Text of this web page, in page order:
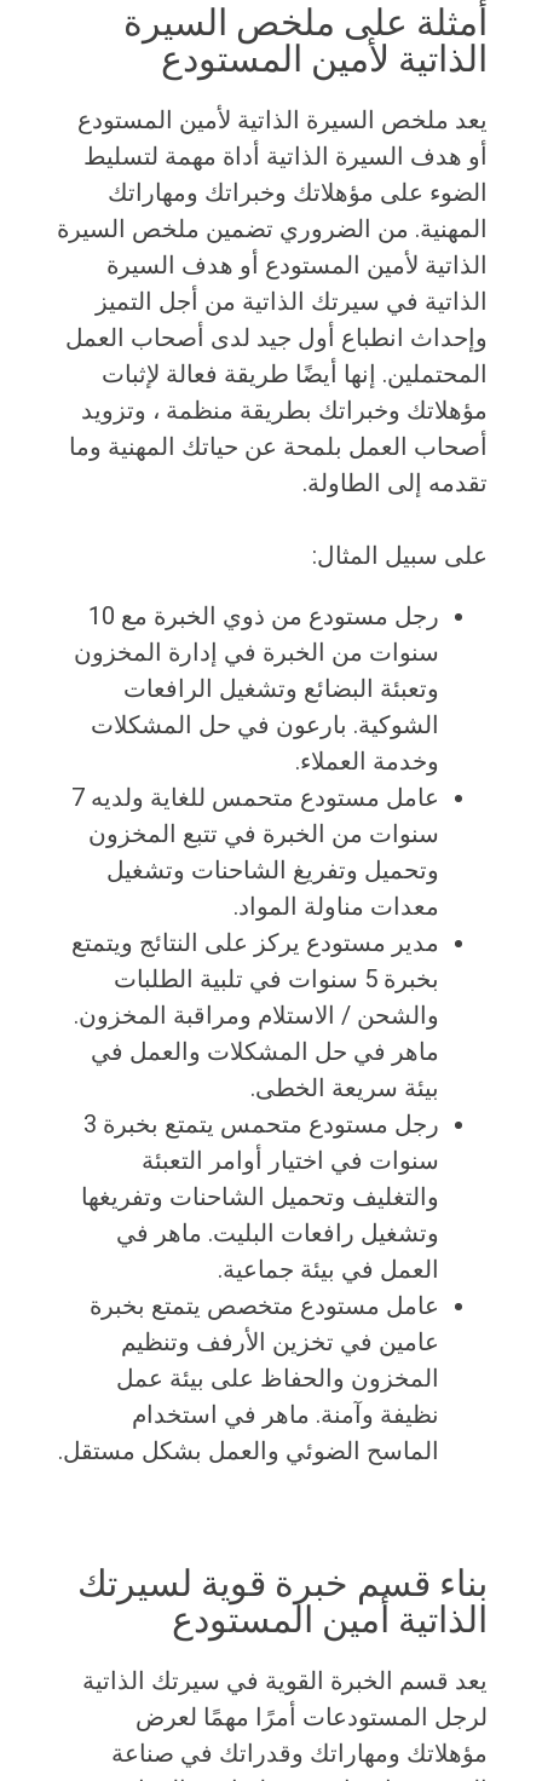
أمثلة على ملخص السيرة
الذاتية لأمين المستودع
يعد ملخص السيرة الذاتية لأمين المستودع
أو هدف السيرة الذاتية أداة مهمة لتسليط
الضوء على مؤهلاتك وخبراتك ومهاراتك
المهنية. من الضروري تضمين ملخص السيرة
الذاتية لأمين المستودع أو هدف السيرة
الذاتية في سيرتك الذاتية من أجل التميز
وإحداث انطباع أول جيد لدى أصحاب العمل
المحتملين. إنها أيضًا طريقة فعالة لإثبات
مؤهلاتك وخبراتك بطريقة منظمة ، وتزويد
أصحاب العمل بلمحة عن حياتك المهنية وما
تقدمه إلى الطاولة.
على سبيل المثال:
رجل مستودع من ذوي الخبرة مع 10
سنوات من الخبرة في إدارة المخزون
وتعبئة البضائع وتشغيل الرافعات
الشوكية. بارعون في حل المشكلات
وخدمة العملاء.
عامل مستودع متحمس للغاية ولديه 7
سنوات من الخبرة في تتبع المخزون
وتحميل وتفريغ الشاحنات وتشغيل
معدات مناولة المواد.
مدير مستودع يركز على النتائج ويتمتع
بخبرة 5 سنوات في تلبية الطلبات
والشحن / الاستلام ومراقبة المخزون.
ماهر في حل المشكلات والعمل في
بيئة سريعة الخطى.
رجل مستودع متحمس يتمتع بخبرة 3
سنوات في اختيار أوامر التعبئة
والتغليف وتحميل الشاحنات وتفريغها
وتشغيل رافعات البليت. ماهر في
العمل في بيئة جماعية.
عامل مستودع متخصص يتمتع بخبرة
عامين في تخزين الأرفف وتنظيم
المخزون والحفاظ على بيئة عمل
نظيفة وآمنة. ماهر في استخدام
الماسح الضوئي والعمل بشكل مستقل.
بناء قسم خبرة قوية لسيرتك
الذاتية أمين المستودع
يعد قسم الخبرة القوية في سيرتك الذاتية
لرجل المستودعات أمرًا مهمًا لعرض
مؤهلاتك ومهاراتك وقدراتك في صناعة